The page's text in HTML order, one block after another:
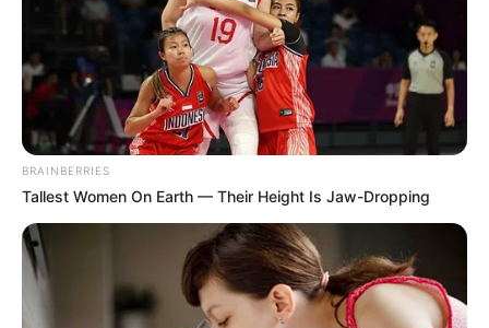
BRAINBERRIES
Tallest Women On Earth — Their Height Is Jaw-Dropping